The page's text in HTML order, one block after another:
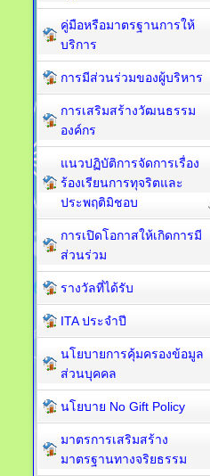
คู่มือหรือมาตรฐานการให้
บริการ
การมีส่วนร่วมของผู้บริหาร
การเสริมสร้างวัฒนธรรม
องค์กร
แนวปฏิบัติการจัดการเรื่อง
ร้องเรียนการทุจริตและ
ประพฤติมิชอบ
การเปิดโอกาสให้เกิดการมี
ส่วนร่วม
รางวัลที่ได้รับ
ITA ประจำปี
นโยบายการคุ้มครองข้อมูล
ส่วนบุคคล
นโยบาย No Gift Policy
มาตรการเสริมสร้าง
มาตรฐานทางจริยธรรม